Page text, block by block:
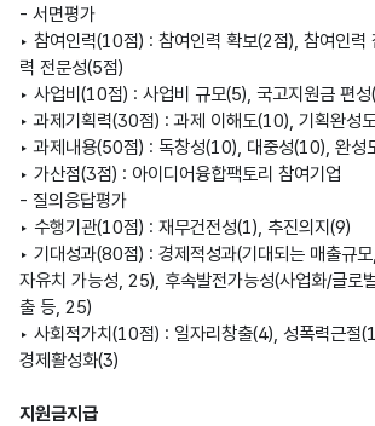
- 서면평가
‣ 참여인력(10점) : 참여인력 확보(2점), 참여인력
력 전문성(5점)
‣ 사업비(10점) : 사업비 규모(5), 국고지원금 편
‣ 과제기획력(30점) : 과제 이해도(10), 기획완성
‣ 과제내용(50점) : 독창성(10), 대중성(10), 완성
‣ 가산점(3점) : 아이디어융합팩토리 참여기업
- 질의응답평가
‣ 수행기관(10점) : 재무건전성(1), 추진의지(9)
‣ 기대성과(80점) : 경제적성과(기대되는 매출규
자유치 가능성, 25), 후속발전가능성(사업화/글로
출 등, 25)
‣ 사회적가치(10점) : 일자리창출(4), 성폭력근절
경제활성화(3)
지원금지급